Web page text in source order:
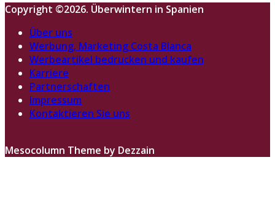
Copyright ©2026. Überwintern in Spanien
Über uns
Werbung, Marketing Costa Blanca
Werbeartikel bedrucken und kaufen
Karriere
Partnerschaften
Impressum
Kontaktieren Sie uns
Mesocolumn Theme by Dezzain